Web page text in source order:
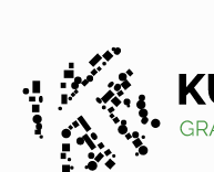
Kutina